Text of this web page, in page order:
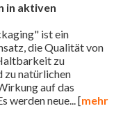
in aktiven
ist ein
die Qualität von
zu
zu natürlichen
auf das
werden neue... [mehr